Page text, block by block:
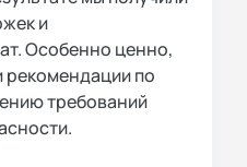
и
Особенно ценно,
рекомендации по
требований